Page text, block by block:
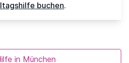
buchen.
in München